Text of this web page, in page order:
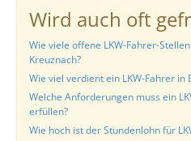
Wird auch oft
Wie viele offene LKW-Fahrer-
Kreuznach?
Wie viel verdient ein LKW-Fahrer in
Welche Anforderungen muss ein
erfüllen?
Wie hoch ist der Stundenlohn für